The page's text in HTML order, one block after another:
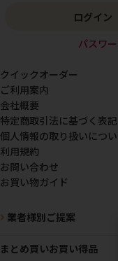
ログイン
パスワ
クイックオーダー
ご利用案内
会社概要
特定商取引法に基づく表記
個人情報の取り扱いにつ
利用規約
お問い合わせ
お買い物ガイド
業者様別ご提案
まとめ買いお買い得品